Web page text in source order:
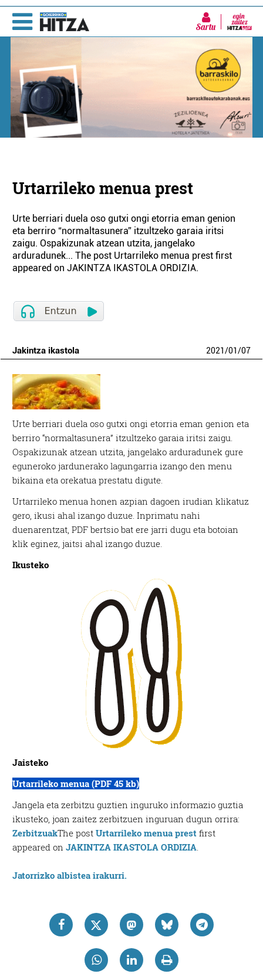
Sartu
Urtarrileko menua prest
Urte berriari duela oso gutxi ongi etorria eman genion
eta berriro “normaltasunera” itzultzeko garaia iritsi
zaigu. Ospakizunak atzean utzita, jangelako
arduradunek... The post Urtarrileko menua prest first
appeared on JAKINTZA IKASTOLA ORDIZIA.
Jakintza ikastola 2021/01/07
Urte berriari duela oso gutxi ongi etorria eman genion eta
berriro “normaltasunera” itzultzeko garaia iritsi zaigu.
Ospakizunak atzean utzita, jangelako arduradunek gure
eguneroko jardunerako lagungarria izango den menu
bikaina eta orekatua prestatu digute.
Urtarrileko menua honen azpian dagoen irudian klikatuz
gero, ikusi ahal izango duzue. Inprimatu nahi
duenarentzat, PDF bertsio bat ere jarri dugu eta botoian
klik eginez, jaitsi ahal izango duzue.
Ikusteko
Jaisteko
Urtarrileko menua (PDF 45 kb)
Jangela eta zerbitzu guztien inguruko informazio guztia
ikusteko, joan zaitez zerbitzuen inguruan dugun orrira:
ZerbitzuakThe postUrtarrileko menua prest first
appeared onJAKINTZA IKASTOLA ORDIZIA.
Jatorrizko albistea irakurri.